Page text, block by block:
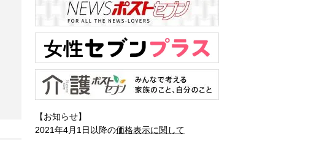
【お知らせ】
2021年4月1日以降の価格表示に関して